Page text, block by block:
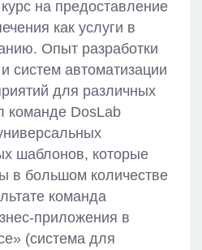
на предоставление
как услуги в
Опыт разработки
систем автоматизации
для различных
команде DosLab
шаблонов, которые
в большом количестве
команда
приложения в
(система для